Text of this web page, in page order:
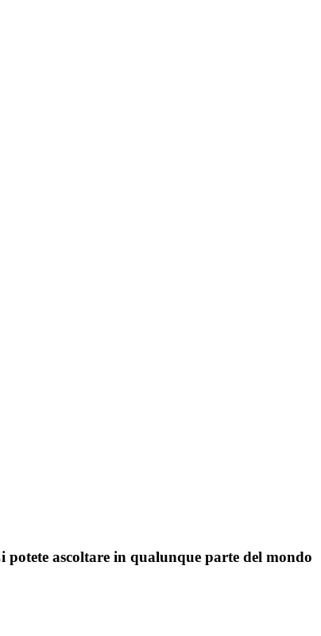
ascoltare in qualunque parte del mondo